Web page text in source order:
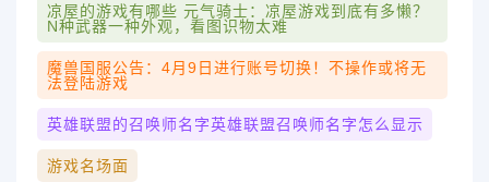
凉屋的游戏有哪些 元气骑士：凉屋游戏到底有多懒？
N种武器一种外观，看图识物太难
魔兽国服公告：4月9日进行账号切换！不操作或将无
法登陆游戏
英雄联盟的召唤师名字英雄联盟召唤师名字怎么显示
游戏名场面